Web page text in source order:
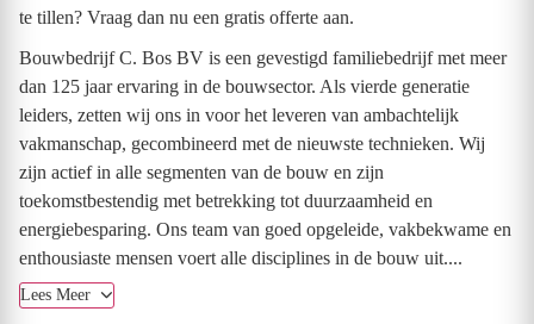
te tillen? Vraag dan nu een gratis offerte aan.
Bouwbedrijf C. Bos BV is een gevestigd familiebedrijf met meer
dan 125 jaar ervaring in de bouwsector. Als vierde generatie
leiders, zetten wij ons in voor het leveren van ambachtelijk
vakmanschap, gecombineerd met de nieuwste technieken. Wij
zijn actief in alle segmenten van de bouw en zijn
toekomstbestendig met betrekking tot duurzaamheid en
energiebesparing. Ons team van goed opgeleide, vakbekwame en
enthousiaste mensen voert alle disciplines in de bouw uit....
Lees Meer